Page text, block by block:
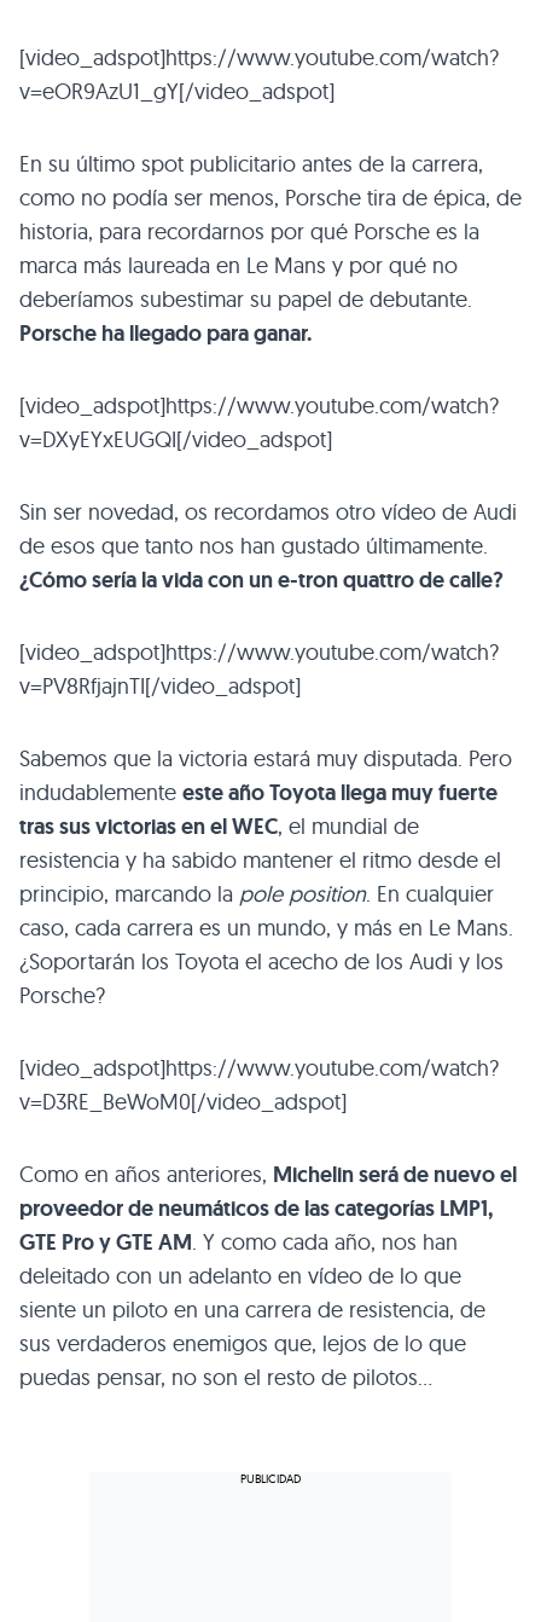
[video_adspot]https://www.youtube.com/watch?
v=eOR9AzU1_gY[/video_adspot]
En su último spot publicitario antes de la carrera,
como no podía ser menos, Porsche tira de épica, de
historia, para recordarnos por qué Porsche es la
marca más laureada en Le Mans y por qué no
deberíamos subestimar su papel de debutante.
Porsche ha llegado para ganar.
[video_adspot]https://www.youtube.com/watch?
v=DXyEYxEUGQI[/video_adspot]
Sin ser novedad, os recordamos otro vídeo de Audi
de esos que tanto nos han gustado últimamente.
¿Cómo sería la vida con un e-tron quattro de calle?
[video_adspot]https://www.youtube.com/watch?
v=PV8RfjajnTI[/video_adspot]
Sabemos que la victoria estará muy disputada. Pero
indudablemente este año Toyota llega muy fuerte
tras sus victorias en elWEC, el mundial de
resistencia y ha sabido mantener el ritmo desde el
principio, marcando la pole position. En cualquier
caso, cada carrera es un mundo, y más en Le Mans.
¿Soportarán los Toyota el acecho de los Audi y los
Porsche?
[video_adspot]https://www.youtube.com/watch?
v=D3RE_BeWoM0[/video_adspot]
Como en años anteriores, Michelin será de nuevo el
proveedor de neumáticos de las categorías LMP1,
GTE Pro yGTE AM. Y como cada año, nos han
deleitado con un adelanto en vídeo de lo que
siente un piloto en una carrera de resistencia, de
sus verdaderos enemigos que, lejos de lo que
puedas pensar, no son el resto de pilotos…